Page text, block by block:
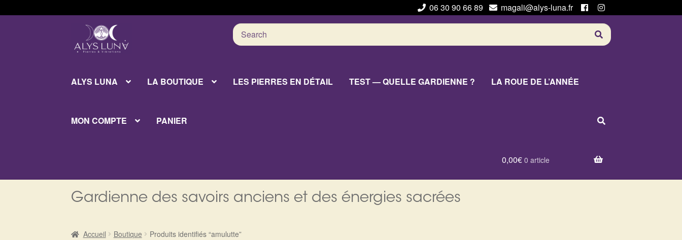
06 30 90 66 89
magali@alys-luna.fr
Aller
la
Aller
au
contenu
Search
for:
ALYS LUNA LA BOUTIQUE LES PIERRES EN DÉTAIL TEST — QUELLE GARDIENNE ? LA ROUE DE L’ANNÉE
MON COMPTE PANIER
0,00€ 0 article
Gardienne des savoirs anciens et des énergies sacrées
Accueil Boutique Produits identifiés “amulutte”